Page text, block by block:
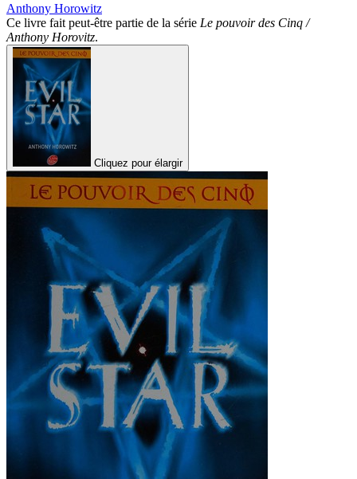
Anthony Horowitz
Ce livre fait peut-être partie de la série Le pouvoir des Cinq /
Anthony Horovitz.
Cliquez pour élargir